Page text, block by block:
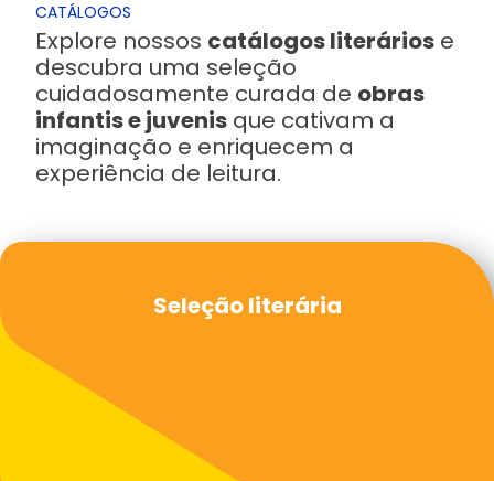
CATÁLOGOS
Explore nossos catálogos literários e
descubra uma seleção
cuidadosamente curada de obras
infantis e juvenis que cativam a
imaginação e enriquecem a
experiência de leitura.
Seleção literária